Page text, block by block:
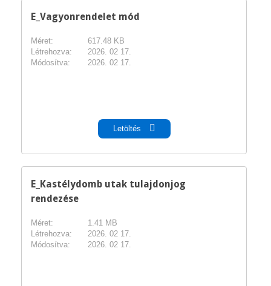
E_Vagyonrendelet mód
Méret:
617.48 KB
Létrehozva:
2026. 02 17.
Módosítva:
2026. 02 17.
Letöltés
E_Kastélydomb utak tulajdonjog
rendezése
Méret:
1.41 MB
Létrehozva:
2026. 02 17.
Módosítva:
2026. 02 17.